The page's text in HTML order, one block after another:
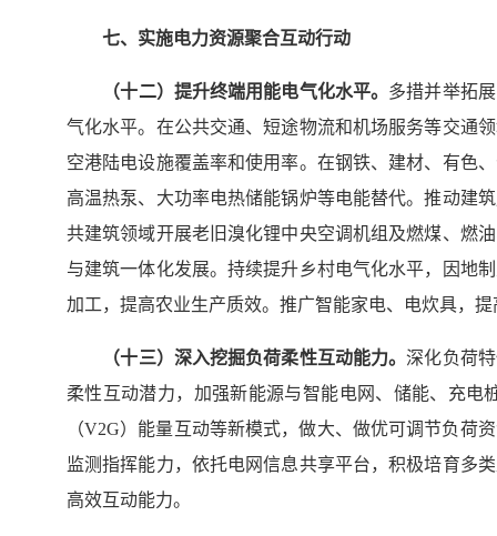
七、实施电力资源聚合互动行动
（十二）提升终端用能电气化水平。 多措并举拓
气化水平。在公共交通、短途物流和机场服务等交通
空港陆电设施覆盖率和使用率。在钢铁、建材、有色
高温热泵、大功率电热储能锅炉等电能替代。推动建
共建筑领域开展老旧溴化锂中央空调机组及燃煤、燃
与建筑一体化发展。持续提升乡村电气化水平，因地
加工，提高农业生产质效。推广智能家电、电炊具，
（十三）深入挖掘负荷柔性互动能力。深化负荷
柔性互动潜力，加强新能源与智能电网、储能、充
（V2G）能量互动等新模式，做大、做优可调节负荷
监测指挥能力，依托电网信息共享平台，积极培育多
高效互动能力。